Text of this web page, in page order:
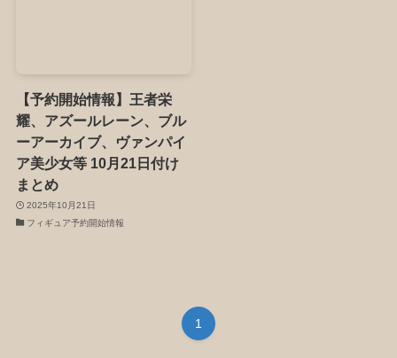
【予約開始情報】王者栄
耀、アズールレーン、ブル
ーアーカイブ、ヴァンパイ
ア美少女等 10月21日付け
まとめ
2025年10月21日
フィギュア予約開始情報
1